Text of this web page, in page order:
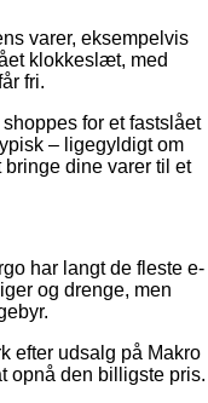
varer, eksempelvis
klokkeslæt, med
fri.
for et fastslået
– ligegyldigt om
dine varer til et
har langt de fleste e-
og drenge, men
efter udsalg på Makro
opnå den billigste pris.